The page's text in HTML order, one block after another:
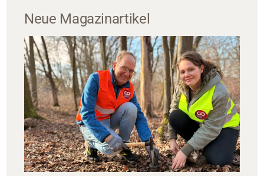
Neue Magazinartikel